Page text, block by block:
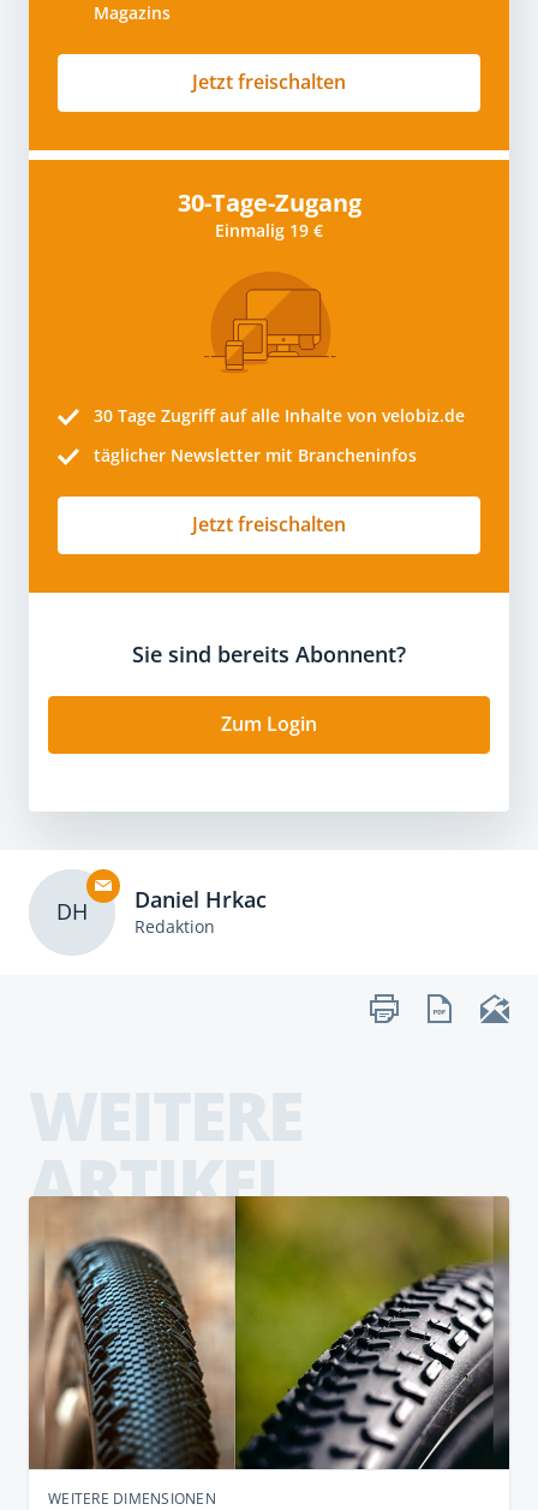
Magazins
Jetzt freischalten
30-Tage-Zugang
Einmalig 19 €
30 Tage Zugriff auf alle Inhalte von velobiz.de
täglicher Newsletter mit Brancheninfos
Jetzt freischalten
Sie sind bereits Abonnent?
Zum Login
DH Daniel Hrkac
Redaktion
ARTIKEL
WEITERE DIMENSIONEN